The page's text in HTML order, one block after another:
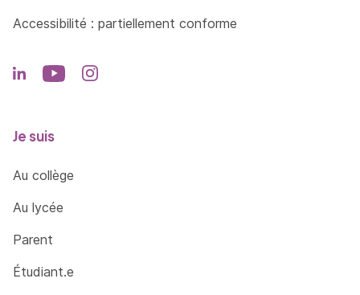
Accessibilité : partiellement conforme
Je suis
Au collège
Au lycée
Parent
Étudiant.e